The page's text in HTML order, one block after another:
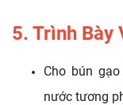
5. Trình Bày
Cho bún
nước tương